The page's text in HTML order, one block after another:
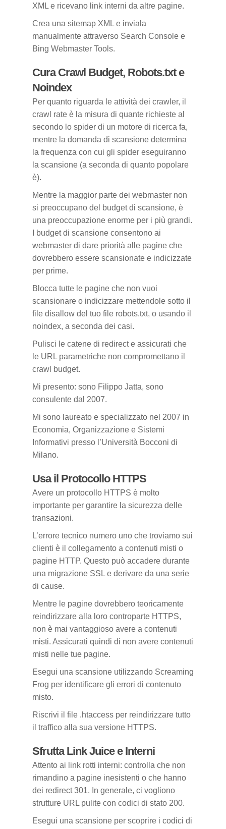
XML e ricevano link interni da altre pagine.
Crea una sitemap XML e inviala
manualmente attraverso Search Console e
Bing Webmaster Tools.
Cura Crawl Budget, Robots.txt e
Noindex
Per quanto riguarda le attività dei crawler, il
crawl rate è la misura di quante richieste al
secondo lo spider di un motore di ricerca fa,
mentre la domanda di scansione determina
la frequenza con cui gli spider eseguiranno
la scansione (a seconda di quanto popolare
è).
Mentre la maggior parte dei webmaster non
si preoccupano del budget di scansione, è
una preoccupazione enorme per i più grandi.
I budget di scansione consentono ai
webmaster di dare priorità alle pagine che
dovrebbero essere scansionate e indicizzate
per prime.
Blocca tutte le pagine che non vuoi
scansionare o indicizzare mettendole sotto il
file disallow del tuo file robots.txt, o usando il
noindex, a seconda dei casi.
Pulisci le catene di redirect e assicurati che
le URL parametriche non compromettano il
crawl budget.
Mi presento: sono Filippo Jatta, sono
consulente dal 2007.
Mi sono laureato e specializzato nel 2007 in
Economia, Organizzazione e Sistemi
Informativi presso l’Università Bocconi di
Milano.
Usa il Protocollo HTTPS
Avere un protocollo HTTPS è molto
importante per garantire la sicurezza delle
transazioni.
L’errore tecnico numero uno che troviamo sui
clienti è il collegamento a contenuti misti o
pagine HTTP. Questo può accadere durante
una migrazione SSL e derivare da una serie
di cause.
Mentre le pagine dovrebbero teoricamente
reindirizzare alla loro controparte HTTPS,
non è mai vantaggioso avere a contenuti
misti. Assicurati quindi di non avere contenuti
misti nelle tue pagine.
Esegui una scansione utilizzando Screaming
Frog per identificare gli errori di contenuto
misto.
Riscrivi il file .htaccess per reindirizzare tutto
il traffico alla sua versione HTTPS.
Sfrutta Link Juice e Interni
Attento ai link rotti interni: controlla che non
rimandino a pagine inesistenti o che hanno
dei redirect 301. In generale, ci vogliono
strutture URL pulite con codici di stato 200.
Esegui una scansione per scoprire i codici di